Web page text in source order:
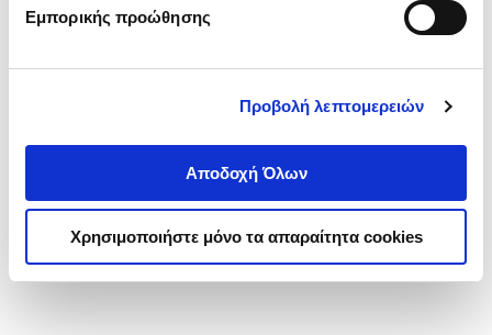
Εμπορικής προώθησης
Προβολή λεπτομερειών
Αποδοχή Όλων
Χρησιμοποιήστε μόνο τα απαραίτητα cookies